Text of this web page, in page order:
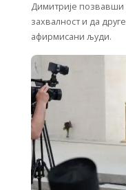
Димитрије позвавши
захвалност и да
афирмисани људи.